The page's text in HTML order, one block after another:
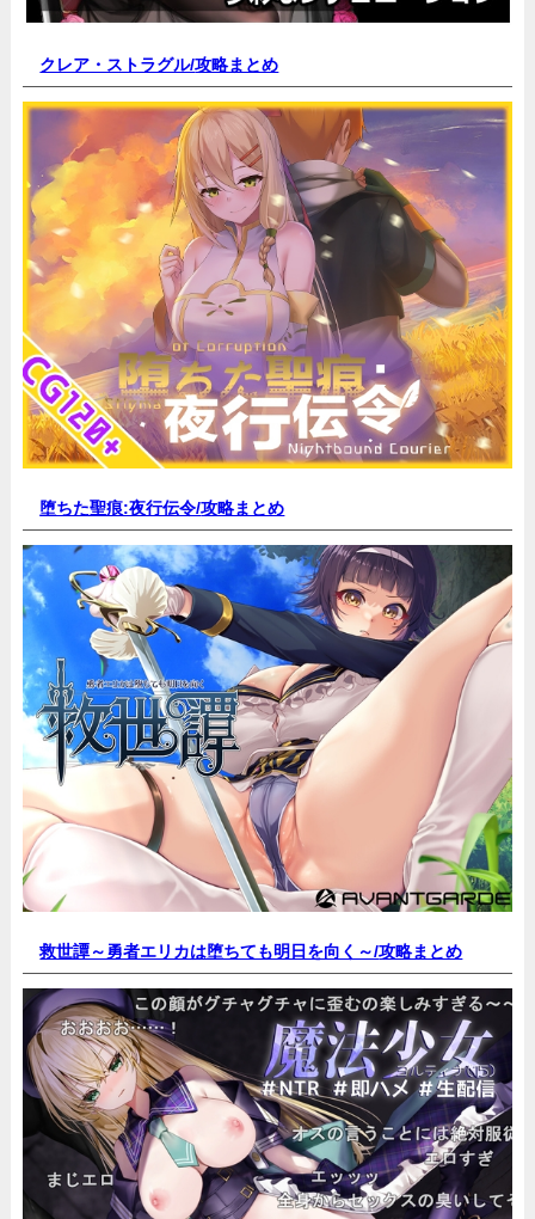
クレア・ストラグル/攻略まとめ
堕ちた聖痕:夜行伝令/攻略まとめ
救世譚～勇者エリカは堕ちても明日を向く～/攻略まとめ